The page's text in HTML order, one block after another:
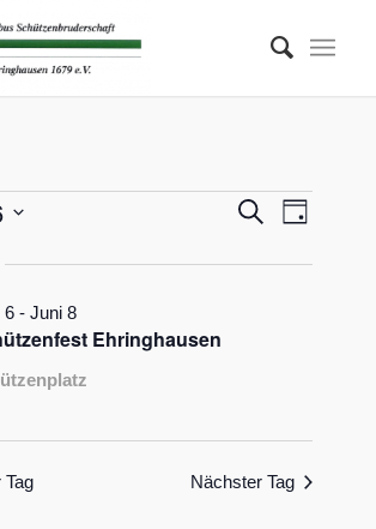
Suche
Tag
Ehringhausen
6 -Juni 8
Tag Nächster Tag